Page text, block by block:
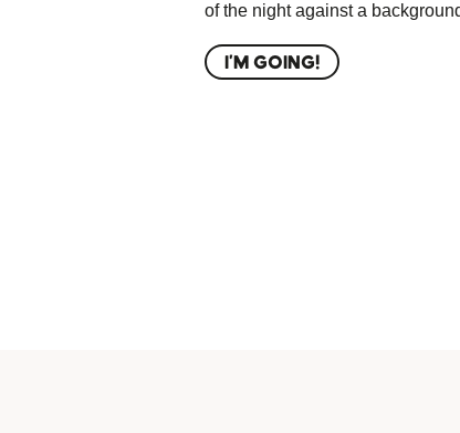
of the night against a
I'M GOING!